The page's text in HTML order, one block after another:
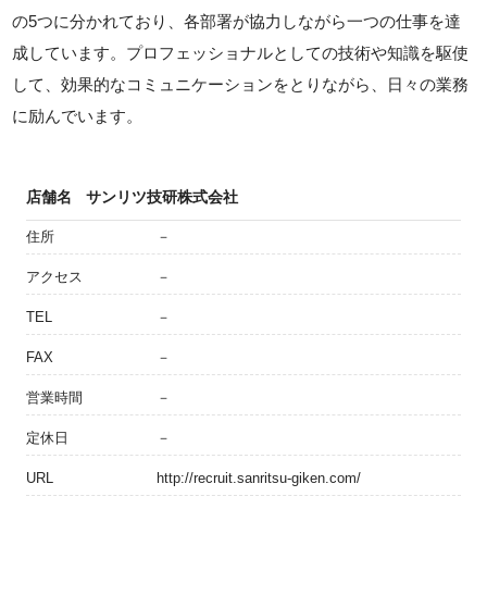
の5つに分かれており、各部署が協力しながら一つの仕事を達
成しています。プロフェッショナルとしての技術や知識を駆使
して、効果的なコミュニケーションをとりながら、日々の業務
に励んでいます。
店舗名 サンリツ技研株式会社
住所 －
アクセス －
TEL －
FAX －
営業時間 －
定休日 －
URL http://recruit.sanritsu-giken.com/